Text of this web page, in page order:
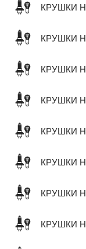
КРУШКИ
КРУШКИ
КРУШКИ
КРУШКИ
КРУШКИ
КРУШКИ
КРУШКИ
КРУШКИ